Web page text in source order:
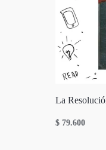
La
$ 79.600